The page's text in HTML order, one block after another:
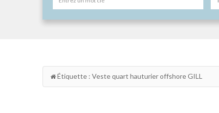
Étiquette : Veste quart hauturier offshore GILL